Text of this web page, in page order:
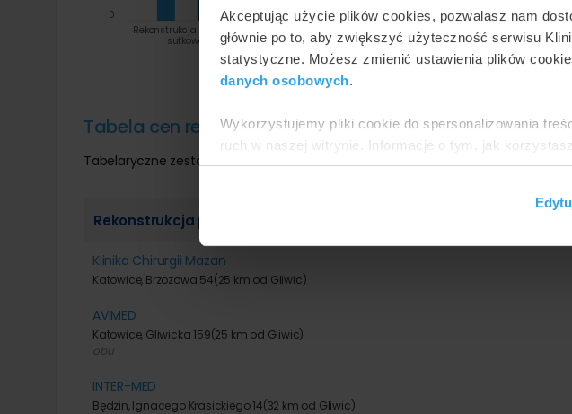
Akceptując użycie plików cookies, pozwalasz nam
głównie po to, aby zwiększyć użyteczność serwisu
statystyczne. Możesz zmienić ustawienia plików
danych osobowych.
Wykorzystujemy pliki cookie do spersonalizowania
ruch w naszej witrynie. Informacje o tym, jak
reklamowym i analitycznym. Partnerzy mogą
Rekonstrukcja brodawki
sutkowej
Rekonstrukcja otoczki i
brodawki piersi
Rekonstrukcja piersi
przy użyciu
endoprotezy /
implantu
Rekonstrukcja
ekspanderem /
0
Tabela cen rekonstrukcje piersi najbliżej Gliwic
Tabelaryczne zestawienie szczegółowych cen w zależności od metody oraz
Rekonstrukcja piersi przy użyciu endoprotezy / implantu
Klinika Chirurgii Mazan
Katowice, Brzozowa 54(25 km od Gliwic)
AVIMED
Katowice, Gliwicka 159(25 km od Gliwic)
obu
INTER-MED
Będzin, Ignacego Krasickiego 14(32 km od Gliwic)